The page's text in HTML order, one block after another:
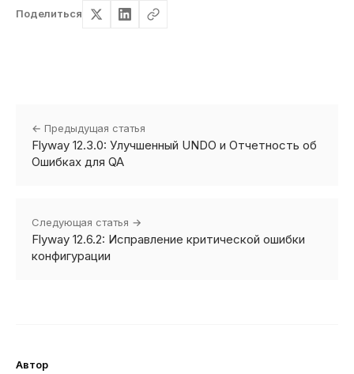
Поделиться
← Предыдущая статья
Flyway 12.3.0: Улучшенный UNDO и Отчетность об
Ошибках для QA
Следующая статья →
Flyway 12.6.2: Исправление критической ошибки
конфигурации
Автор